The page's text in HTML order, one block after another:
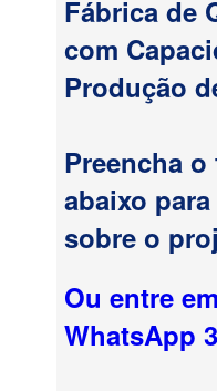
Fábrica de
com
Produção
Preencha
abaixo
sobre o
Ou entre
WhatsApp